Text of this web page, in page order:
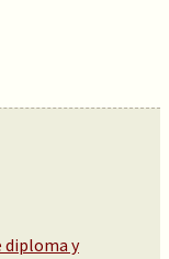
diploma y